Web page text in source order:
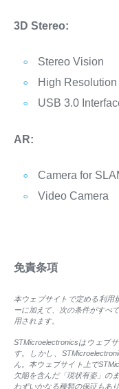
3D Stereo:
Stereo Vision
High
USB 3.0
AR:
Camera for
Video Camera
免責条項
本ウェブサイトで定める利用
ーに加えて、次の条件がすべ
用されます。
STMicroelectronicsはウェブ
す。しかし、
ん。本ウェブサイト上で
欠陥を含んだ「現状有姿」の
わずいかなる種類の保証もあ